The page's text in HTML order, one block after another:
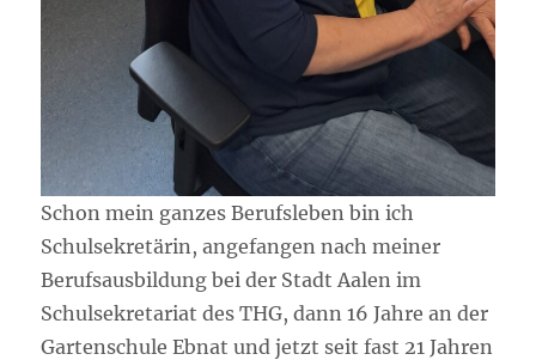
Schon mein ganzes Berufsleben bin ich
Schulsekretärin, angefangen nach meiner
Berufsausbildung bei der Stadt Aalen im
Schulsekretariat des THG, dann 16 Jahre an der
Gartenschule Ebnat und jetzt seit fast 21 Jahren